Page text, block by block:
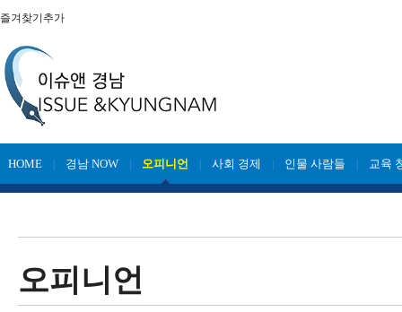
즐겨찾기추가
HOME 경남 NOW 오피니언 사회 경제 인물 사람들 교육
오피니언